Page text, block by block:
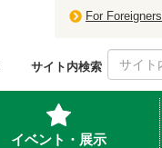
For Foreigners
サイト内検索
イベント・展示